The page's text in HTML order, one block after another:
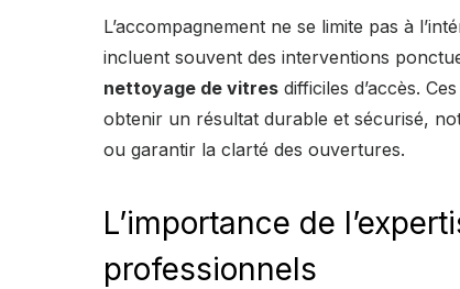
L’accompagnement ne se limite pas à
incluent souvent des interventions
nettoyage de vitres difficiles d’accès.
obtenir un résultat durable et sécurisé,
ou garantir la clarté des ouvertures.
L’importance de
professionnels